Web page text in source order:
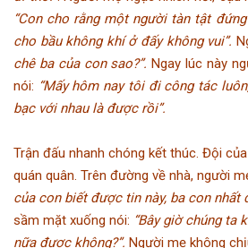
“Con cho rằng một người tàn tật
cho bầu không khí ở đấy không vui”.
chê ba của con sao?”. Ngay lúc này
nói: “Mấy hôm nay tôi đi công tác
bạc với nhau là được rồi”.
Trận đấu nhanh chóng kết thúc. Đội
quán quân. Trên đường về nhà, người
của con biết được tin này, ba con nhất
sầm mặt xuống nói: “Bây giờ chúng ta
nữa được không?”. Người mẹ không